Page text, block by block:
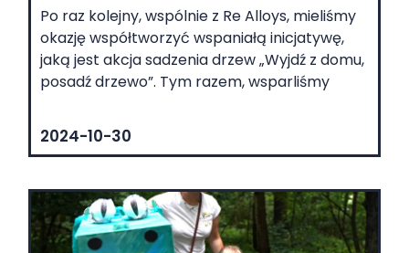
Po raz kolejny, wspólnie z Re Alloys, mieliśmy
okazję współtworzyć wspaniałą inicjatywę,
jaką jest akcja sadzenia drzew „Wyjdź z domu,
posadź drzewo”. Tym razem, wsparliśmy
2024-10-30